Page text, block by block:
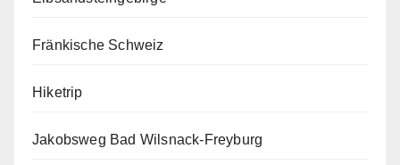
Fränkische Schweiz
Hiketrip
Jakobsweg Bad Wilsnack-Freyburg